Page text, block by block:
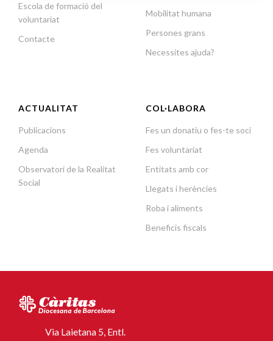
Escola de formació del
voluntariat
Contacte
Mobilitat humana
Persones grans
Necessites ajuda?
ACTUALITAT
Publicacions
Agenda
Observatori de la Realitat
Social
COL·LABORA
Fes un donatiu o fes-te soci
Fes voluntariat
Entitats amb cor
Llegats i herències
Roba i aliments
Beneficis fiscals
Via Laietana 5, Entl.